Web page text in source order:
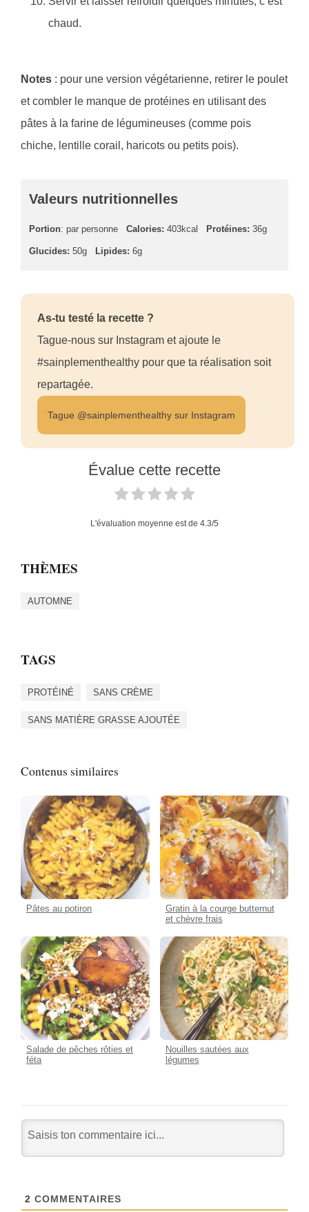
chaud.
Notes : pour une version végétarienne, retirer le poulet
et combler le manque de protéines en utilisant des
pâtes à la farine de légumineuses (comme pois
chiche, lentille corail, haricots ou petits pois).
Valeurs nutritionnelles
Portion: par personne Calories: 403kcal Protéines: 36g
Glucides: 50g Lipides: 6g
As-tu testé la recette ?
Tague-nous sur Instagram et ajoute le
#sainplementhealthy pour que ta réalisation soit
repartagée.
Tague @sainplementhealthy sur Instagram
Évalue cette recette
L'évaluation moyenne est de 4.3/5
THÈMES
AUTOMNE
TAGS
PROTÉINÉ SANS CRÈME
SANS MATIÈRE GRASSE AJOUTÉE
Contenus similaires
Pâtes au potiron
Gratin à la courge butternut
et chèvre frais
Salade de pêches rôties et
féta
Nouilles sautées aux
légumes
2 COMMENTAIRES